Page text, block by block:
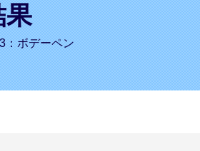
果
：ボデーペン